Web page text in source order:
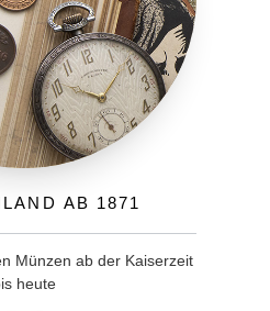
ab 1871
Münzen ab der Kaiserzeit
heute